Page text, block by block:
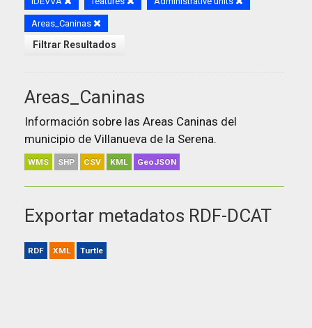
Areas_Caninas
Filtrar Resultados
Areas_Caninas
Información sobre las Areas Caninas del
municipio de Villanueva de la Serena.
WMS SHP CSV KML GeoJSON
Exportar metadatos RDF-DCAT
RDF XML Turtle